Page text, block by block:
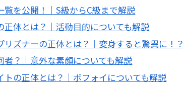
を公開！｜S級からC級まで解説
体とは？｜活動目的についても解説
ズナーの正体とは？｜変身すると驚異に！？
？｜意外な素顔についても解説
の正体とは？｜ボフォイについても解説